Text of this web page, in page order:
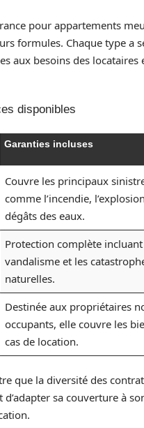
pour appartements
formules. Chaque type a
aux besoins des locataires
disponibles
Garanties incluses
Couvre les principaux
comme l’incendie,
dégâts des eaux.
Protection complète
vandalisme et les
naturelles.
Destinée aux propriétaires
occupants, elle couvre les
cas de location.
que la diversité des
d’adapter sa couverture à